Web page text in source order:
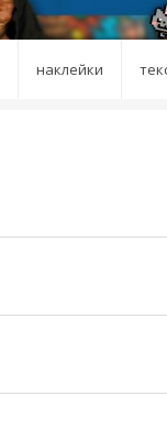
наклейки